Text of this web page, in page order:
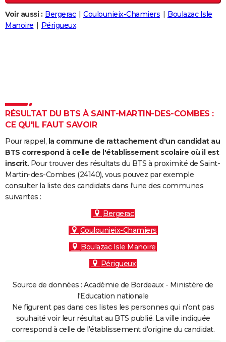
Destinations
City break
Voyage nature
Voyage de noces
Forum
Climat
+
PHOTO
Dictionnaire
Biographies
Citations
Expressions
Proverbes
PROGRAMME TV
S'inscrire
Se connecter
Lycées
Collèges
Primaires
Universités
Entreprises
Service militaire
Avis de recherche
AVIS DE DÉCÈS
FORUM
Bricolage
Lifestyle
Culture
Sport
Auto
Television
Voyage
Cinema
Voir aussi : Bergerac Coulounieix-Chamiers
Boulazac Isle
Manoire
Périgueux
RÉSULTAT DU BTS À SAINT-MARTIN-DES-COMBES :
CE QU'IL FAUT SAVOIR
Pour rappel, la commune de rattachement d'un candidat au
BTS correspond à celle de l'établissement scolaire où il est
inscrit. Pour trouver des résultats du BTS à proximité de Saint-
Martin-des-Combes (24140), vous pouvez par exemple
consulter la liste des candidats dans l'une des communes
suivantes :
Bergerac
Coulounieix-Chamiers
Boulazac Isle Manoire
Périgueux
Source de données : Académie de Bordeaux - Ministère de
l'Education nationale
Ne figurent pas dans ces listes les personnes qui n'ont pas
souhaité voir leur résultat au BTS publié. La ville indiquée
correspond à celle de l'établissement d'origine du candidat.